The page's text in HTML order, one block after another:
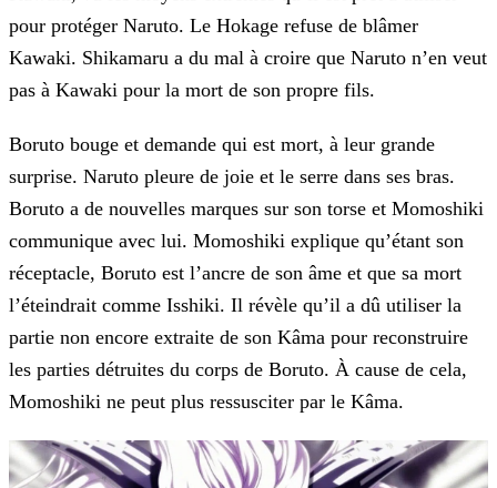
pour protéger Naruto. Le Hokage refuse de blâmer
Kawaki. Shikamaru a du mal à croire que Naruto n’en veut
pas à Kawaki pour la mort de son propre fils.
Boruto bouge et demande qui est mort, à leur grande
surprise. Naruto pleure de joie et le serre dans ses bras.
Boruto a de nouvelles marques sur son torse et Momoshiki
communique avec lui. Momoshiki explique qu’étant son
réceptacle, Boruto est l’ancre de son âme et que sa mort
l’éteindrait comme Isshiki. Il révèle qu’il a dû utiliser la
partie non encore extraite de son Kâma pour reconstruire
les parties détruites du corps de Boruto. À cause de cela,
Momoshiki ne peut plus ressusciter par le Kâma.